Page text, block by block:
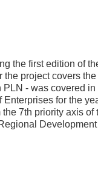
the first edition of
project covers
- was covered
for the
7th priority axis of